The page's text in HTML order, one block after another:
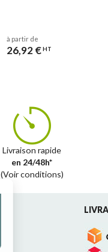
à partir de
26,92 €HT
Livraison rapide
en 24/48h*
(Voir conditions)